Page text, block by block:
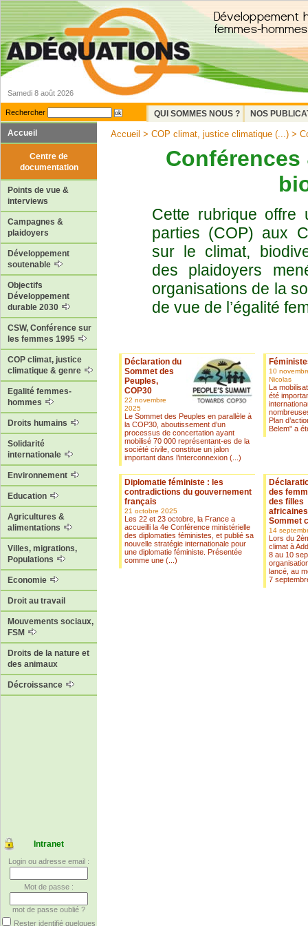
Samedi 8 août 2026
Rechercher QUI SOMMES NOUS ?
NOS
Accueil
Centre de
documentation
Points de vue &
interviews
Campagnes &
plaidoyers
Développement
soutenable
Objectifs
Développement
durable 2030
CSW, Conférence sur
les femmes 1995
COP climat, justice
climatique & genre
Egalité femmes-
hommes
Droits humains
Solidarité
internationale
Environnement
Education
Agricultures &
alimentations
Villes, migrations,
Populations
Economie
Droit au travail
Mouvements sociaux,
FSM
Droits de la nature et
des animaux
Décroissance
Intranet
Login ou adresse email :
Mot de passe :
mot de passe oublié ?
Rester identifié quelques
Accueil > COP climat, justice climatique (...) >
Cette rubrique offre
parties (COP) aux
sur le climat,
des plaidoyers
organisations de la
de vue de l’égalité
Déclaration du
Sommet des
Peuples,
COP30
22 novembre
2025
Le Sommet des Peuples en parallèle à
la COP30, aboutissement d’un
processus de concertation ayant
mobilisé 70 000 représentant-es de la
société civile, constitue un jalon
important dans l’interconnexion (...)
10
Nicolas
La
été
Plan
Belem" a
Diplomatie féministe : les
contradictions du gouvernement
français
21 octobre 2025
Les 22 et 23 octobre, la France a
accueilli la 4e Conférence ministérielle
des diplomaties féministes, et publié sa
nouvelle stratégie internationale pour
une diplomatie féministe. Présentée
comme une (...)
des
des filles
africaines
Sommet
14
Lors du
climat à
8 au 10
lancé, au
7